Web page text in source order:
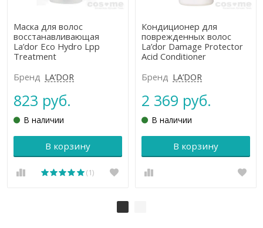
Маска для волос
восстанавливающая
La’dor Eco Hydro Lpp
Treatment
Бренд LA’DOR
823 руб.
В наличии
В корзину
(1)
Кондиционер для
поврежденных волос
La’dor Damage Protector
Acid Conditioner
Бренд LA’DOR
2 369 руб.
В наличии
В корзину